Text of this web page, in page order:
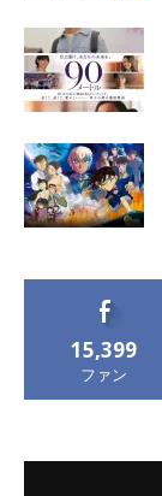
15,399
ファン